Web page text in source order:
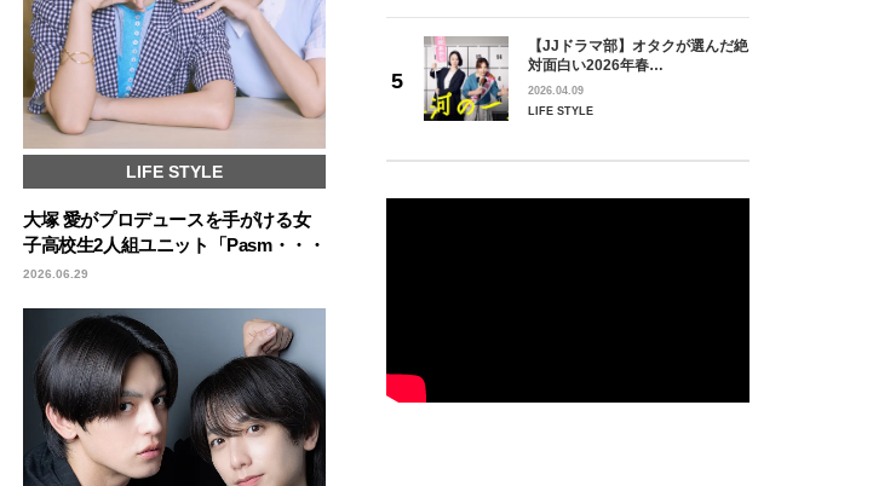
LIFE STYLE
大塚 愛がプロデュースを手がける女
子高校生2人組ユニット「Pasm・・・
2026.06.29
【JJドラマ部】オタクが選んだ絶
対面白い2026年春…
2026.04.09
LIFE STYLE